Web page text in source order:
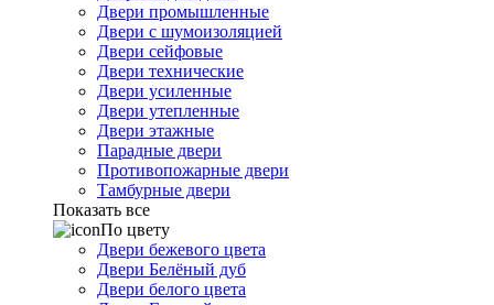
Двери промышленные
Двери с шумоизоляцией
Двери сейфовые
Двери технические
Двери усиленные
Двери утепленные
Двери этажные
Парадные двери
Противопожарные двери
Тамбурные двери
Показать все
По цвету
Двери бежевого цвета
Двери Белёный дуб
Двери белого цвета